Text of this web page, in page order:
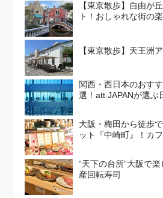
【東京散歩】自由が
ト！おしゃれな街の
【東京散歩】天王洲
関西・西日本のおす
選！att.JAPANが選ぶ
大阪・梅田から徒歩
ット『中崎町』！カ
“天下の台所”大阪で
産回転寿司